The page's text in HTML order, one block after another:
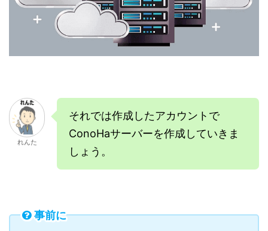
れんた
それでは作成したアカウントで
ConoHaサーバーを作成していきま
しょう。
事前に